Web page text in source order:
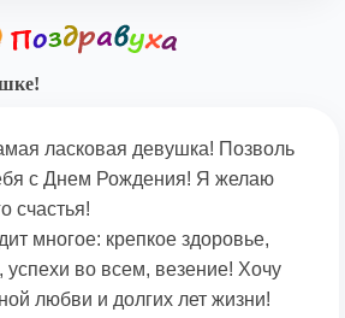
ласковая девушка! Позволь
с Днем Рождения! Я желаю
счастья!
многое: крепкое здоровье,
успехи во всем, везение! Хочу
любви и долгих лет жизни!